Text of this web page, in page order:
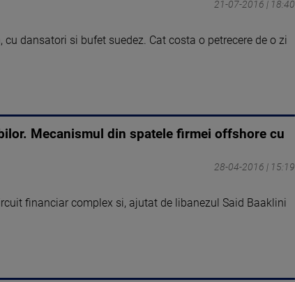
21-07-2016 | 18:40
cu dansatori si bufet suedez. Cat costa o petrecere de o zi
Mecanismul din spatele firmei offshore cu
28-04-2016 | 15:19
financiar complex si, ajutat de libanezul Said Baaklini